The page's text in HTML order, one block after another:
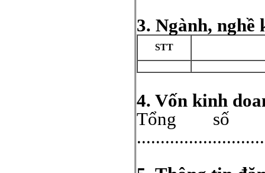
3. Ngành, nghề
STT
4. Vốn kinh
Tổng